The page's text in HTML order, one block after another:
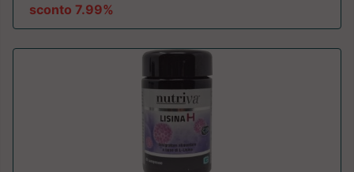
sconto 7.99%